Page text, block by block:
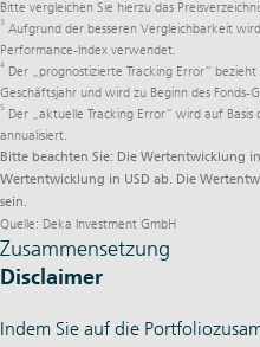
Bitte vergleichen Sie hierzu das
3 Aufgrund der besseren Vergleichbarkeit
Performance-Index verwendet.
4 Der „prognostizierte Tracking Error“
Geschäftsjahr und wird zu Beginn des Fonds-
5 Der „aktuelle Tracking Error“ wird auf
annualisiert.
Bitte beachten Sie: Die Wertentwicklung
Wertentwicklung in USD ab. Die
sein.
Quelle: Deka Investment GmbH
Zusammensetzung
Disclaimer
Indem Sie auf die